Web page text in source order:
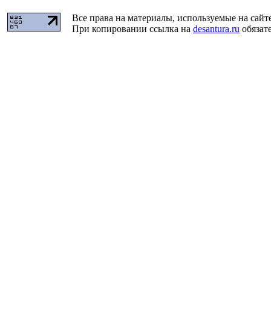
Все права на материалы, используемые на
При копировании ссылка на desantura.ru